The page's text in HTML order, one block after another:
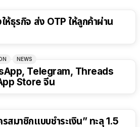
ห้ธุรกิจ ส่ง OTP ให้ลูกค้าผ่าน
NEWS
Telegram, Threads
Store จีน
มาชิกแบบชำระเงิน” ทะลุ 1.5